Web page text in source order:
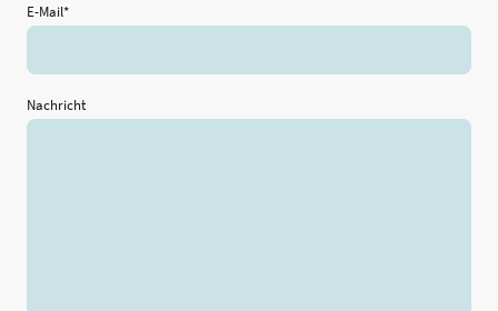
E-Mail*
Nachricht